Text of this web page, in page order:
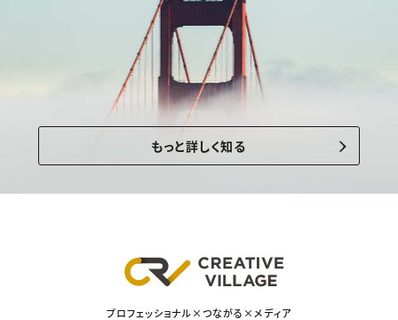
もっと詳しく知る
プロフェッショナル×つながる×メディア